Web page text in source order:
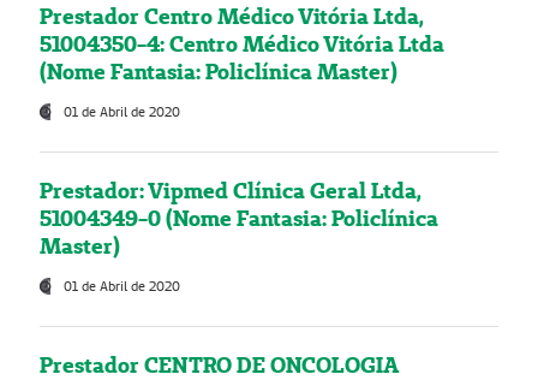
Prestador Centro Médico Vitória Ltda,
51004350-4: Centro Médico Vitória Ltda
(Nome Fantasia: Policlínica Master)
01 de Abril de 2020
Prestador: Vipmed Clínica Geral Ltda,
51004349-0 (Nome Fantasia: Policlínica
Master)
01 de Abril de 2020
Prestador CENTRO DE ONCOLOGIA